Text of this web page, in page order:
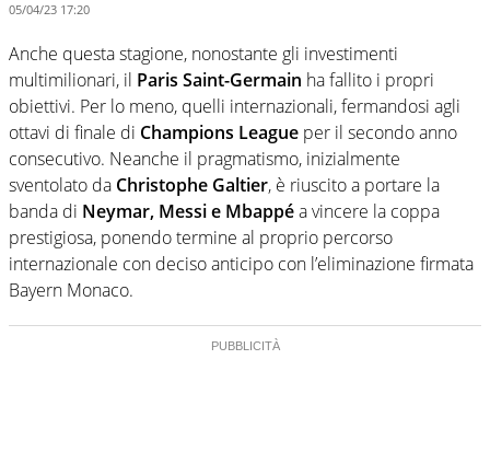
05/04/23 17:20
Anche questa stagione, nonostante gli investimenti
multimilionari, il Paris Saint-Germain ha fallito i propri
obiettivi. Per lo meno, quelli internazionali, fermandosi agli
ottavi di finale di Champions League per il secondo anno
consecutivo. Neanche il pragmatismo, inizialmente
sventolato da Christophe Galtier, è riuscito a portare la
banda di Neymar, Messi e Mbappéa vincere la coppa
prestigiosa, ponendo termine al proprio percorso
internazionale con deciso anticipo con l’eliminazione firmata
Bayern Monaco.